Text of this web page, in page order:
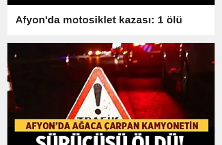
Afyon'da motosiklet kazası: 1 ölü